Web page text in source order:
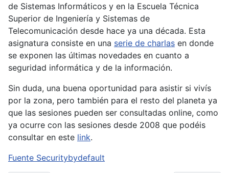
de Sistemas Informáticos y en la Escuela Técnica
Superior de Ingeniería y Sistemas de
Telecomunicación desde hace ya una década. Esta
asignatura consiste en una serie de charlas en donde
se exponen las últimas novedades en cuanto a
seguridad informática y de la información.
Sin duda, una buena oportunidad para asistir si vivís
por la zona, pero también para el resto del planeta ya
que las sesiones pueden ser consultadas online, como
ya ocurre con las sesiones desde 2008 que podéis
consultar en este link.
Fuente Securitybydefault